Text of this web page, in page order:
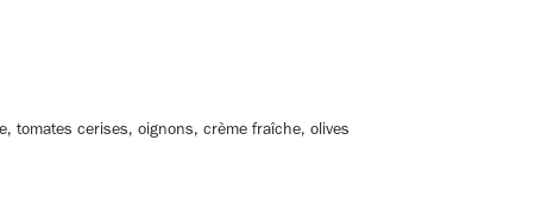
tomates cerises, oignons, crème fraîche, olives